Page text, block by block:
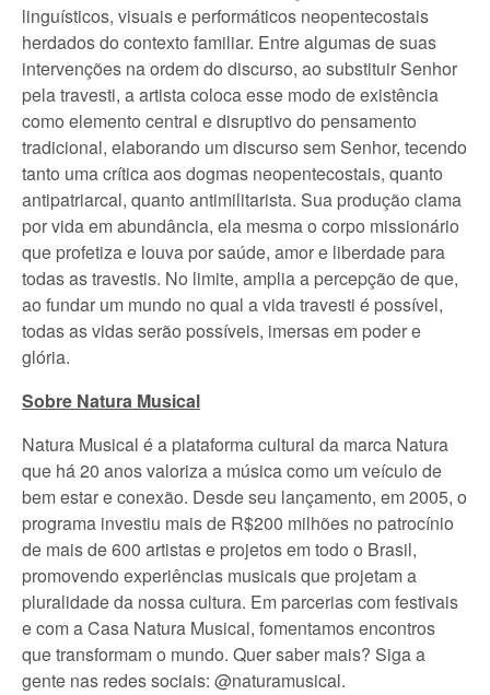
linguísticos, visuais e performáticos neopentecostais
herdados do contexto familiar. Entre algumas de suas
intervenções na ordem do discurso, ao substituir Senhor
pela travesti, a artista coloca esse modo de existência
como elemento central e disruptivo do pensamento
tradicional, elaborando um discurso sem Senhor, tecendo
tanto uma crítica aos dogmas neopentecostais, quanto
antipatriarcal, quanto antimilitarista. Sua produção clama
por vida em abundância, ela mesma o corpo missionário
que profetiza e louva por saúde, amor e liberdade para
todas as travestis. No limite, amplia a percepção de que,
ao fundar um mundo no qual a vida travesti é possível,
todas as vidas serão possíveis, imersas em poder e
glória.
Sobre Natura Musical
Natura Musical é a plataforma cultural da marca Natura
que há 20 anos valoriza a música como um veículo de
bem estar e conexão. Desde seu lançamento, em 2005, o
programa investiu mais de R$200 milhões no patrocínio
de mais de 600 artistas e projetos em todo o Brasil,
promovendo experiências musicais que projetam a
pluralidade da nossa cultura. Em parcerias com festivais
e com a Casa Natura Musical, fomentamos encontros
que transformam o mundo. Quer saber mais? Siga a
gente nas redes sociais: @naturamusical.